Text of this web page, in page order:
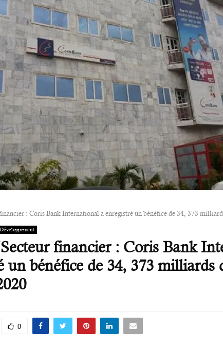
: Coris Bank International a enregistré un bénéfice de 34, 373
financier : Coris Bank
un bénéfice de 34, 373 milliards
0